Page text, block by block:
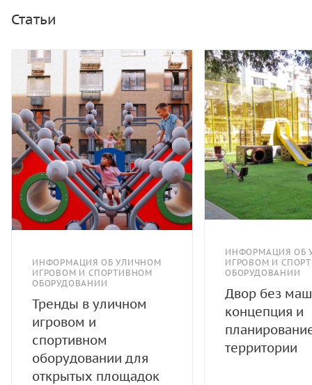
Статьи
ИНФОРМАЦИЯ ОБ УЛИЧНОМ
ИГРОВОМ И СПОРТИВНОМ
ОБОРУДОВАНИИ
Тренды в уличном
игровом и
спортивном
оборудовании для
открытых площадок
ИНФОРМАЦИЯ ОБ
ИГРОВОМ И
ОБОРУДОВАНИИ
Двор без
концепция и
территории